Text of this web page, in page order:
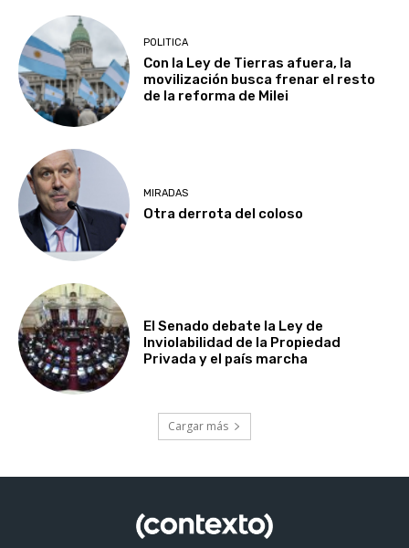
POLITICA
Con la Ley de Tierras afuera, la
movilización busca frenar el resto
de la reforma de Milei
MIRADAS
Otra derrota del coloso
El Senado debate la Ley de
Inviolabilidad de la Propiedad
Privada y el país marcha
Cargar más